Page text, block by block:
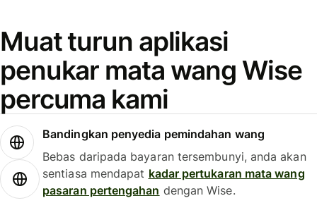
Muat turun aplikasi
penukar mata wang Wise
percuma kami
Bandingkan penyedia pemindahan wang
Bebas daripada bayaran tersembunyi, anda akan
sentiasa mendapat kadar pertukaran mata wang
pasaran pertengahan dengan Wise.